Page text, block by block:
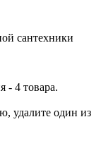
сантехники
- 4 товара.
удалите один из